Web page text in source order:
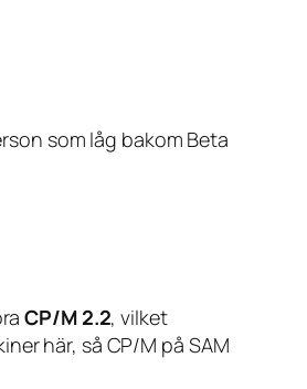
som låg bakom Beta
CP/M 2.2, vilket
här, så CP/M på SAM